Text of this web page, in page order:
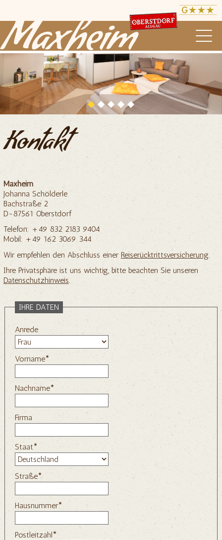
Kontakt
Maxheim
Johanna Schölderle
Bachstraße 2
D-87561 Oberstdorf
Telefon: +49 832 2183 9404
Mobil: +49 162 3069 344
Wir empfehlen den Abschluss einer Reiserücktrittsversicherung
Ihre Privatsphäre ist uns wichtig, bitte beachten Sie unseren
Datenschutzhinweis
IHRE DATEN
Anrede
Vorname*
Nachname*
Firma
Staat*
Straße*
Hausnummer*
Postleitzahl*